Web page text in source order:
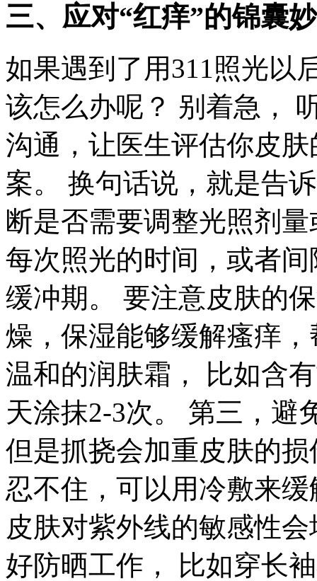
三、应对“红痒”的锦囊
如果遇到了用311照光以
该怎么办呢？ 别着急，
沟通，让医生评估你皮
案。 换句话说，就是告
断是否需要调整光照剂
每次照光的时间，或者
缓冲期。 要注意皮肤的
燥，保湿能够缓解瘙痒
温和的润肤霜， 比如含
天涂抹2-3次。 第三，避
但是抓挠会加重皮肤的
忍不住，可以用冷敷来
皮肤对紫外线的敏感性
好防晒工作， 比如穿长